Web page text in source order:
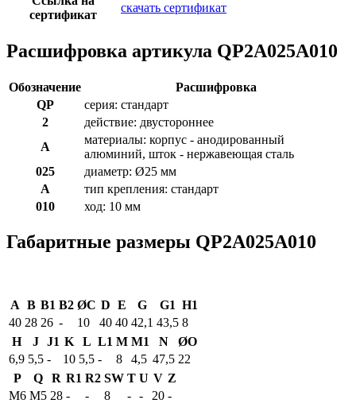
сертификат
скачать сертификат
Расшифровка артикула QP2A025A010
Обозначение
Расшифровка
QP
серия: стандарт
2
действие: двустороннее
A
материалы: корпус - анодированный
алюминий, шток - нержавеющая сталь
025
диаметр: Ø25 мм
A
тип крепления: стандарт
010
ход: 10 мм
Габаритные размеры QP2A025A010
A B B1 B2 ØC D E G G1 H1
40 28 26 - 10 40 40 42,1 43,5 8
H
J J1 K L L1 M M1 N
ØO
6,9 5,5 - 10 5,5 - 8 4,5 47,5 22
P
Q R R1 R2 SW T U V Z
M6 M5 28 - - 8 - - 20 -